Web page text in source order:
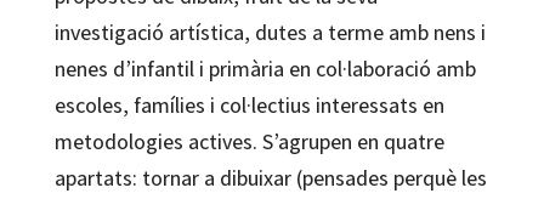
investigació artística, dutes a terme amb nens i
nenes d’infantil i primària en col·laboració amb
escoles, famílies i col·lectius interessats en
metodologies actives. S’agrupen en quatre
apartats: tornar a dibuixar (pensades perquè les